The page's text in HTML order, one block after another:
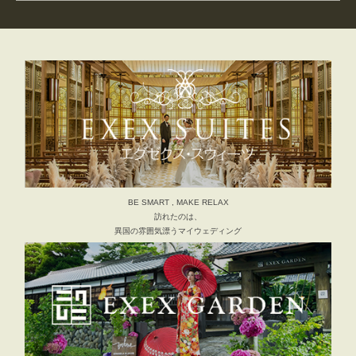
BE SMART , MAKE RELAX
訪れたのは、
異国の雰囲気漂うマイウェディング